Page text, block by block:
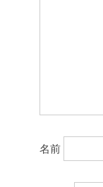
名前